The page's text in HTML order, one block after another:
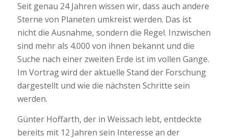
Seit genau 24 Jahren wissen wir, dass auch andere
Sterne von Planeten umkreist werden. Das ist
nicht die Ausnahme, sondern die Regel. Inzwischen
sind mehr als 4.000 von ihnen bekannt und die
Suche nach einer zweiten Erde ist im vollen Gange.
Im Vortrag wird der aktuelle Stand der Forschung
dargestellt und wie die nächsten Schritte sein
werden.
Günter Hoffarth, der in Weissach lebt, entdeckte
bereits mit 12 Jahren sein Interesse an der